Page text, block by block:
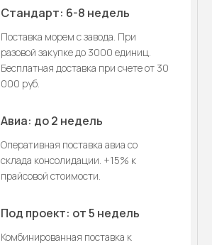
Стандарт: 6-8 недель
Поставка морем с завода. При
разовой закупке до 3000 единиц.
Бесплатная доставка при счете от 30
000 руб.
Авиа: до 2 недель
Оперативная поставка авиа со
склада консолидации. +15% к
прайсовой стоимости.
Под проект: от 5 недель
Комбинированная поставка к